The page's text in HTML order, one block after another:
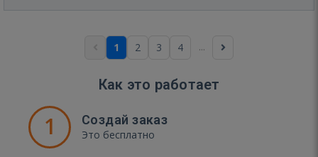
1 2 3 4 ...
Как это работает
1 Создай заказ
Это бесплатно